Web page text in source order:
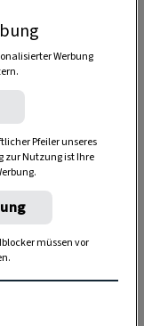
Werbung
Pfeiler unseres
zur Nutzung ist Ihre
müssen vor